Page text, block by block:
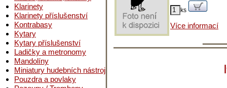
Klarinety
Klarinety příslušenství
Kontrabasy
Kytary
Kytary příslušenství
Ladičky a metronomy
Mandolíny
Miniatury hudebních nástrojů
Pouzdra a povlaky
ks
Více informací